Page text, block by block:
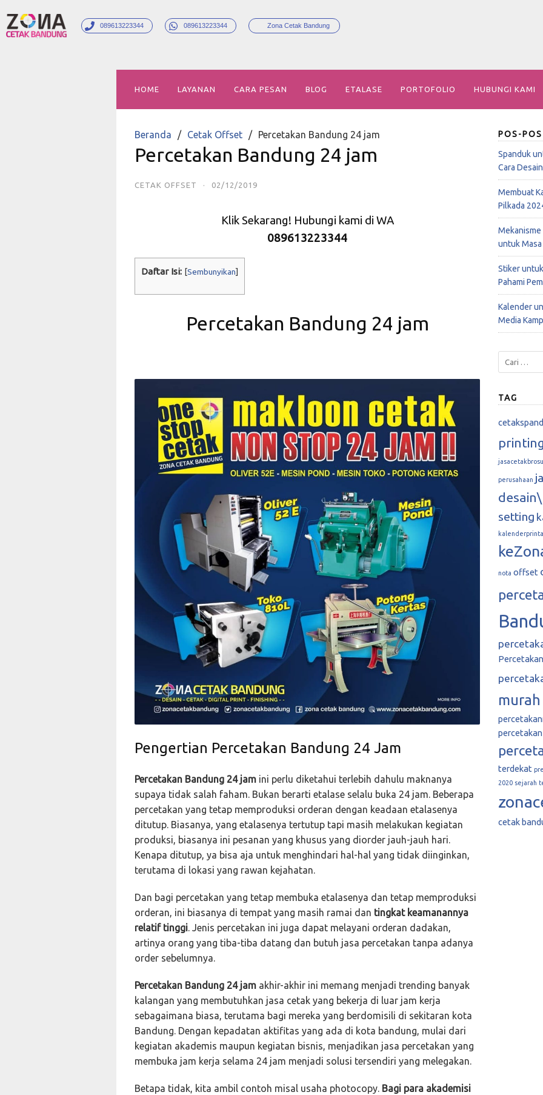
089613223344 089613223344 Zona Cetak Bandung
HOME LAYANAN CARA PESAN BLOG ETALASE PORTOFOLIO HUBUNGI KAMI
Beranda Cetak Offset Percetakan Bandung 24 jam
Percetakan Bandung 24 jam
CETAK OFFSET · 02/12/2019
Klik Sekarang! Hubungi kami di WA
089613223344
Daftar Isi: [Sembunyikan]
Percetakan Bandung 24 jam
Pengertian Percetakan Bandung 24 Jam
Percetakan Bandung 24 jam ini perlu diketahui terlebih dahulu maknanya
supaya tidak salah faham. Bukan berarti etalase selalu buka 24 jam. Beberapa
percetakan yang tetap memproduksi orderan dengan keadaan etalasenya
ditutup. Biasanya, yang etalasenya tertutup tapi masih melakukan kegiatan
produksi, biasanya ini pesanan yang khusus yang diorder jauh-jauh hari.
Kenapa ditutup, ya bisa aja untuk menghindari hal-hal yang tidak diinginkan,
terutama di lokasi yang rawan kejahatan.
Dan bagi percetakan yang tetap membuka etalasenya dan tetap memproduksi
orderan, ini biasanya di tempat yang masih ramai dan tingkat keamanannya
relatif tinggi. Jenis percetakan ini juga dapat melayani orderan dadakan,
artinya orang yang tiba-tiba datang dan butuh jasa percetakan tanpa adanya
order sebelumnya.
Percetakan Bandung 24 jam akhir-akhir ini memang menjadi trending banyak
kalangan yang membutuhkan jasa cetak yang bekerja di luar jam kerja
sebagaimana biasa, terutama bagi mereka yang berdomisili di sekitaran kota
Bandung. Dengan kepadatan aktifitas yang ada di kota bandung, mulai dari
kegiatan akademis maupun kegiatan bisnis, menjadikan jasa percetakan yang
membuka jam kerja selama 24 jam menjadi solusi tersendiri yang melegakan.
Betapa tidak, kita ambil contoh misal usaha photocopy. Bagi para akademisi
POS-
Spanduk
Cara
Membuat
Pilkada
Mekanisme
untuk
Stiker
Pahami
Kalender
Media
TAG
perusahaan
desain\
setting
nota offset
terdekat
2020 sejarah
cetak